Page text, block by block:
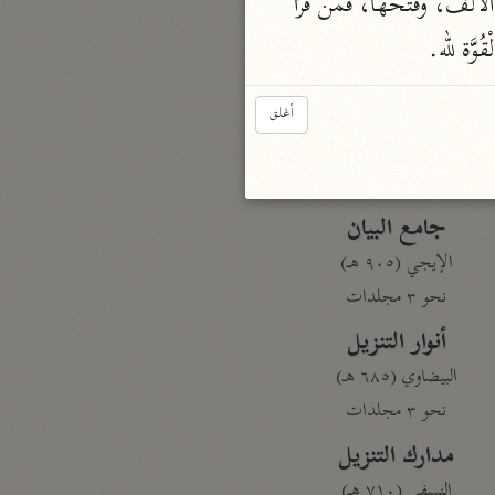
جامع البيان
الإيجي (٩٠٥ هـ)
نحو ٣ مجلدات
أنوار التنزيل
البيضاوي (٦٨٥ هـ)
نحو ٣ مجلدات
مدارك التنزيل
لله.
أغلق